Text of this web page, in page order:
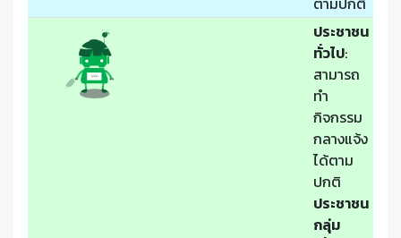
ประชาชน
ทั่วไป:
สามารถ
ทำ
กิจกรรม
กลางแจ้ง
ได้ตาม
ปกติ
ประชาชน
กลุ่ม